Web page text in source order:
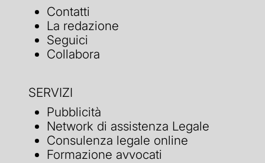
Contatti
La redazione
Seguici
Collabora
SERVIZI
Pubblicità
Network di assistenza Legale
Consulenza legale online
Formazione avvocati